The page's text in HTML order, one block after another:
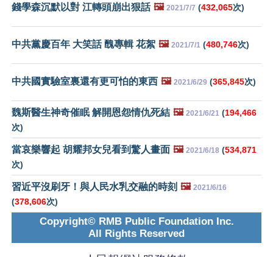
錢學森沉默以對 江轉頭崩出狠話 🖼️ 2021/7/7 (432,065次)
中共黨慶百年 大笑話 醜專輯 花絮 🖼️ 2021/7/1 (480,746次)
中共國實驗室裏還有更可怕的東西 🖼️ 2021/6/29 (365,845次)
魏斯醫生神奇催眠 解開恩怨情仇死結 🖼️ 2021/6/21 (194,466
次)
當哀樂響起 胡耀邦女兒看到驚人畫面 🖼️ 2021/6/18 (534,871
次)
習近平沒刷牙！與人民水乳交融的時刻 🖼️ 2021/6/16
(378,606次)
Copyright© RMB Public Foundation Inc.
All Rights Reserved